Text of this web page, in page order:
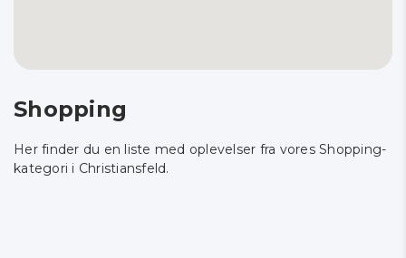
Shopping
Her finder du en liste med oplevelser fra vores Shopping-
kategori i Christiansfeld.